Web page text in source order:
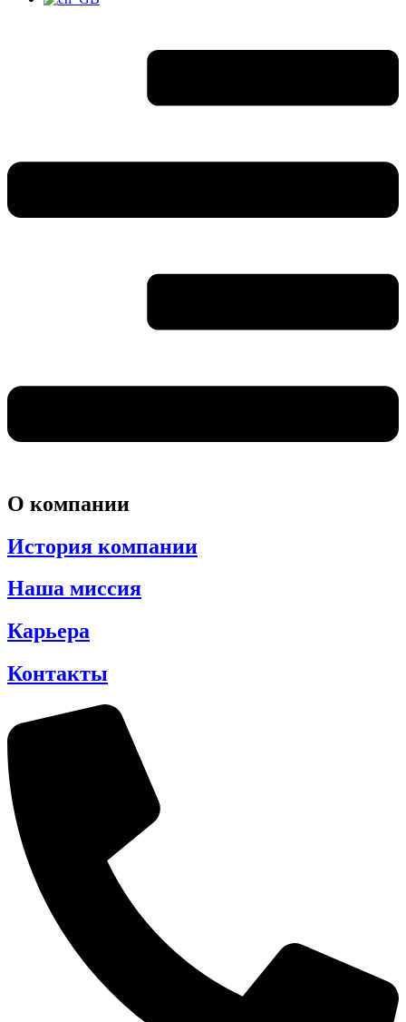
О компании
История компании
Наша миссия
Карьера
Контакты